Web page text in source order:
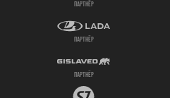
партнёр
партнёр
партнёр